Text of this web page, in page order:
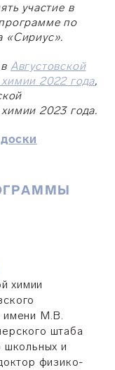
участие в
по
«Сириус».
Августовской
2022 года,
2023 года.
химии
имени М.В.
штаба
школьных и
физико-